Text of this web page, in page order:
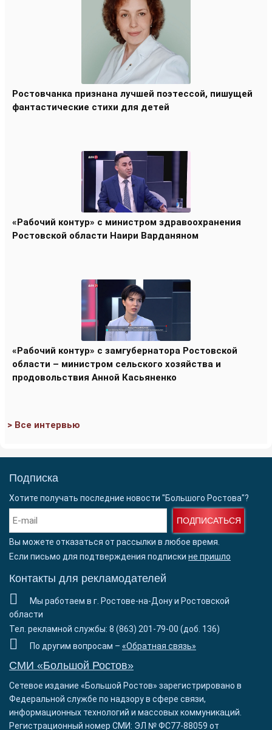
Ростовчанка признана лучшей поэтессой, пишущей
фантастические стихи для детей
«Рабочий контур» с министром здравоохранения
Ростовской области Наири Варданяном
«Рабочий контур» с замгубернатора Ростовской
области – министром сельского хозяйства и
продовольствия Анной Касьяненко
> Все интервью
Подписка
Хотите получать последние новости "Большого Ростова"?
ПОДПИСАТЬСЯ
Вы можете отказаться от рассылки в любое время.
Если письмо для подтверждения подписки не пришло
Контакты для рекламодателей
Мы работаем в г. Ростове-на-Дону и Ростовской
области
Тел. рекламной службы: 8 (863) 201-79-00 (доб. 136)
По другим вопросам – «Обратная связь»
СМИ «Большой Ростов»
Сетевое издание «Большой Ростов» зарегистрировано в
Федеральной службе по надзору в сфере связи,
информационных технологий и массовых коммуникаций.
Регистрационный номер СМИ: ЭЛ № ФС77-88059 от